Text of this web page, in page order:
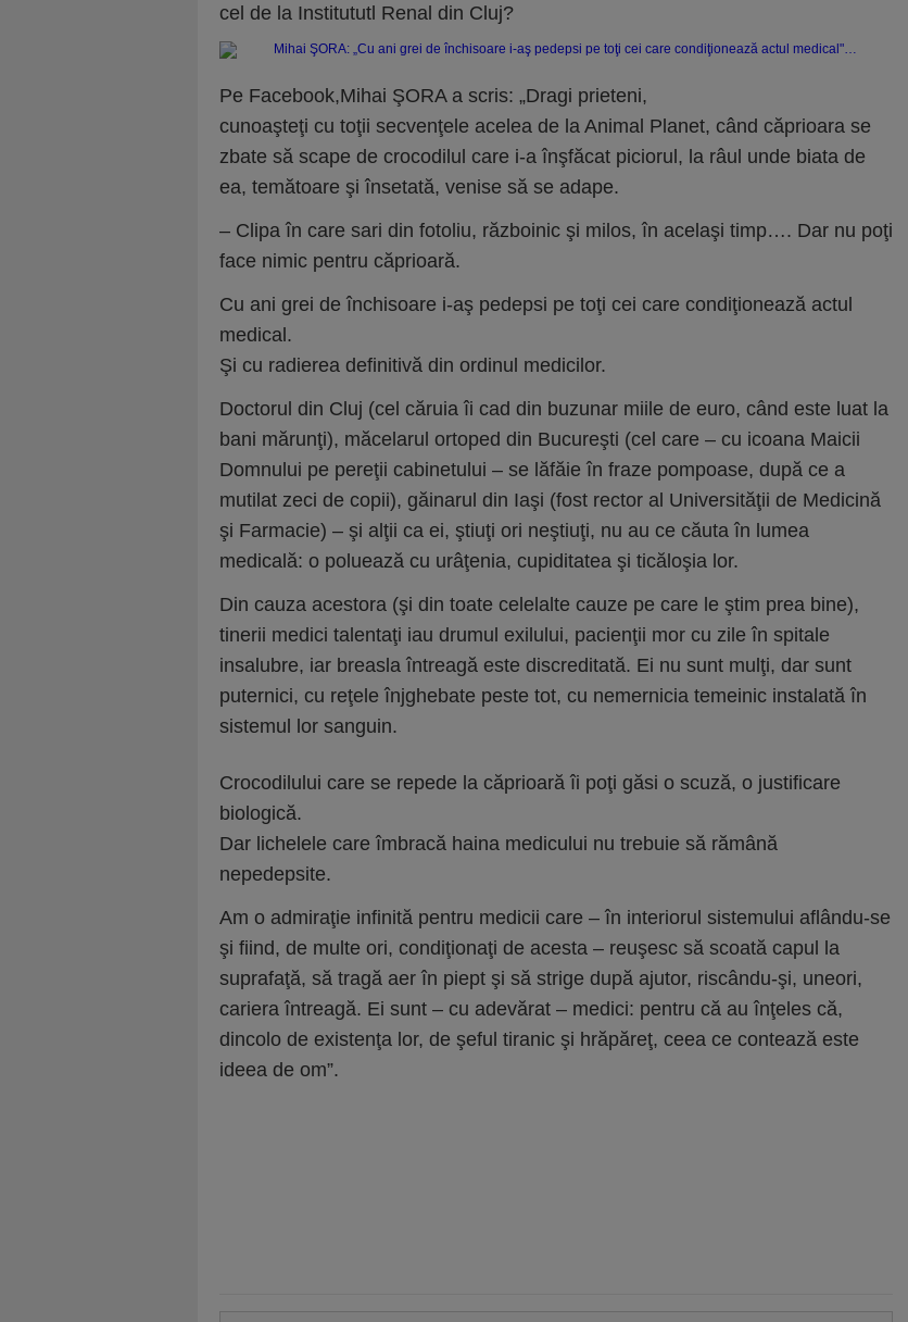
cel de la Institututl Renal din Cluj?
Pe Facebook,Mihai ŞORA a scris: „Dragi prieteni,
cunoaşteţi cu toţii secvenţele acelea de la Animal Planet, când căprioara se
zbate să scape de crocodilul care i-a înşfăcat piciorul, la râul unde biata de
ea, temătoare şi însetată, venise să se adape.
– Clipa în care sari din fotoliu, războinic şi milos, în acelaşi timp…. Dar nu poţi
face nimic pentru căprioară.
Cu ani grei de închisoare i-aş pedepsi pe toţi cei care condiţionează actul
medical.
Şi cu radierea definitivă din ordinul medicilor.
Doctorul din Cluj (cel căruia îi cad din buzunar miile de euro, când este luat la
bani mărunţi), măcelarul ortoped din Bucureşti (cel care – cu icoana Maicii
Domnului pe pereţii cabinetului – se lăfăie în fraze pompoase, după ce a
mutilat zeci de copii), găinarul din Iaşi (fost rector al Universităţii de Medicină
şi Farmacie) – şi alţii ca ei, ştiuţi ori neştiuţi, nu au ce căuta în lumea
medicală: o poluează cu urâţenia, cupiditatea şi ticăloşia lor.
Din cauza acestora (şi din toate celelalte cauze pe care le ştim prea bine),
tinerii medici talentaţi iau drumul exilului, pacienţii mor cu zile în spitale
insalubre, iar breasla întreagă este discreditată. Ei nu sunt mulţi, dar sunt
puternici, cu reţele înjghebate peste tot, cu nemernicia temeinic instalată în
sistemul lor sanguin.
Crocodilului care se repede la căprioară îi poţi găsi o scuză, o justificare
biologică.
Dar lichelele care îmbracă haina medicului nu trebuie să rămână
nepedepsite.
Am o admiraţie infinită pentru medicii care – în interiorul sistemului aflându-se
şi fiind, de multe ori, condiţionaţi de acesta – reuşesc să scoată capul la
suprafaţă, să tragă aer în piept şi să strige după ajutor, riscându-şi, uneori,
cariera întreagă. Ei sunt – cu adevărat – medici: pentru că au înţeles că,
dincolo de existenţa lor, de şeful tiranic şi hrăpăreţ, ceea ce contează este
ideea de om”.